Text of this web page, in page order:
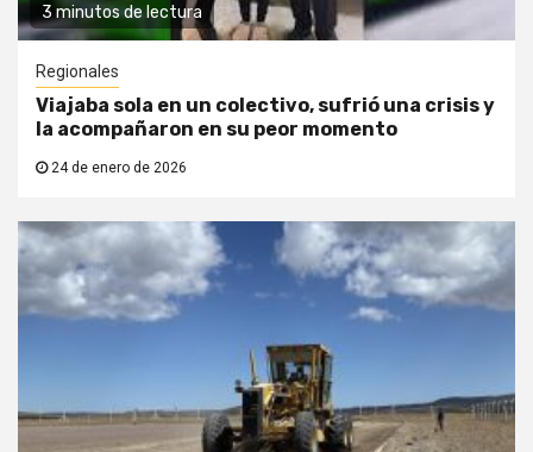
3 minutos de lectura
Regionales
Viajaba sola en un colectivo, sufrió una crisis y
la acompañaron en su peor momento
24 de enero de 2026